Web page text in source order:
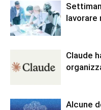
lavorare
Claude
Alcune